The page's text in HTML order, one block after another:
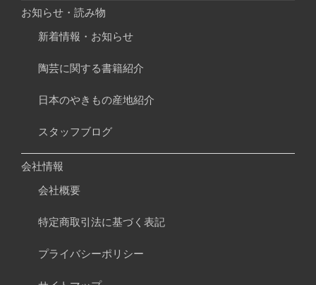
お知らせ・読み物
新着情報・お知らせ
陶芸に関する書籍紹介
日本のやきもの産地紹介
スタッフブログ
会社情報
会社概要
特定商取引法に基づく表記
プライバシーポリシー